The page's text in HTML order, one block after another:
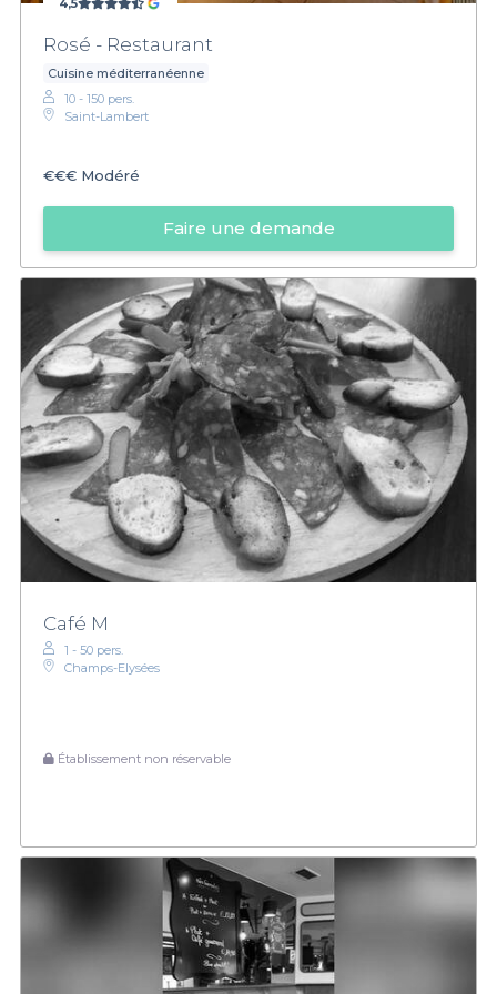
Rosé - Restaurant
Cuisine méditerranéenne
10 - 150 pers.
Saint-Lambert
€€€ Modéré
Faire une demande
Café M
1 - 50 pers.
Champs-Elysées
Établissement non réservable